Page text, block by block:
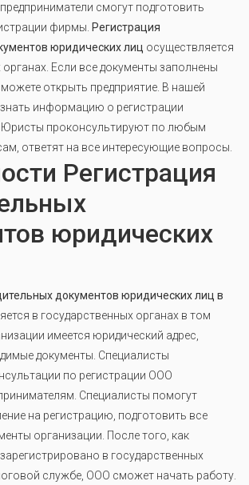
смогут подготовить
фирмы. Регистрация
юридических лиц осуществляется
органах. Если все документы заполнены
открыть предприятие. В нашей
информацию о регистрации
Юристы проконсультируют по любым
ответят на все интересующие вопросы.
Регистрация
юридических
документов юридических лиц в
в государственных органах в том
имеется юридический адрес,
документы. Специалисты
по регистрации ООО
Специалисты помогут
на регистрацию, подготовить все
организации. После того, как
в государственных
службе, ООО сможет начать работу.